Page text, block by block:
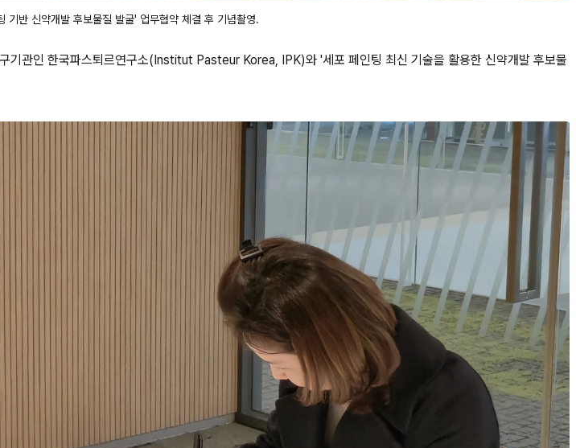
반 신약개발 후보물질 발굴' 업무협약 체결 후 기념촬영.
관인 한국파스퇴르연구소(Institut Pasteur Korea, IPK)와 '세포 페인팅 최신 기술을 활용한 신약개발 후보물